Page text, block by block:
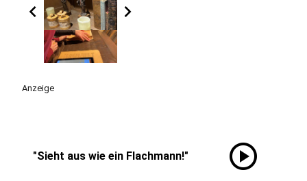
chevron_left chevron_right
Anzeige
"Sieht aus wie ein Flachmann!" play_circle